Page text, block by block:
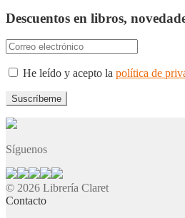
Descuentos en libros,
He leído y acepto la política de
Síguenos
© 2026 Librería Claret
Contacto